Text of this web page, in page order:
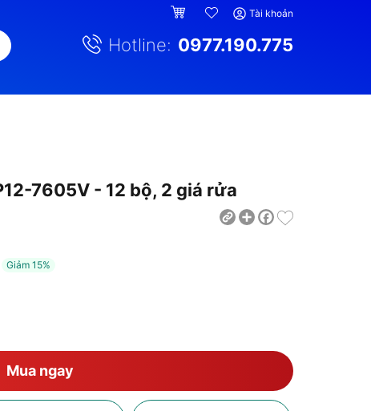
Tài khoản
Hotline: 0977.190.775
7605V - 12 bộ, 2 giá rửa
ShareFacebook
Giảm 15%
Mua ngay